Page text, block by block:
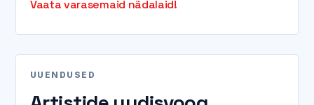
Vaata varasemaid nädalaid!
UUENDUSED